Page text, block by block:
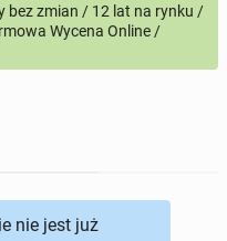
165ogłoszeń online
bez zmian / 12 lat na rynku /
Wycena Online /
nie jest już